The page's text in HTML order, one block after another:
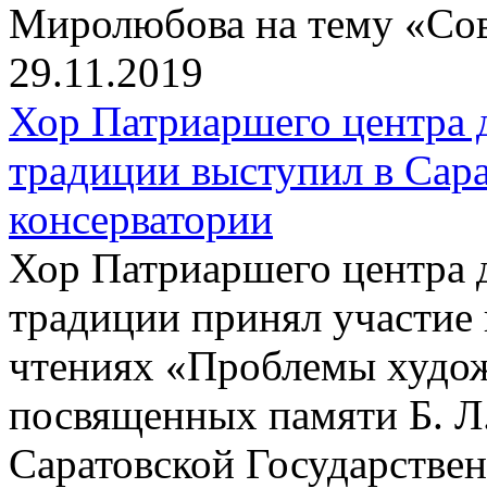
Миролюбова на тему
29.11.2019
Хор Патриаршего центра
традиции выступил в
консерватории
Хор Патриаршего центра
традиции принял
чтениях «Проблемы
посвященных памяти Б.
Саратовской